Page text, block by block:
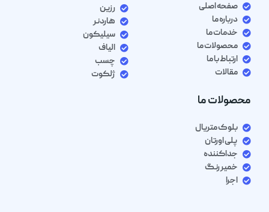
صفحه اصلی
درباره ما
خدمات ما
محصولات ما
ارتباط با ما
مقالات
رزین
هاردنر
سیلیکون
الیاف
چسب
ژلکوت
محصولات ما
بلوک متریال
پلی اورتان
جداکننده
خمیر رنگ
اجرا